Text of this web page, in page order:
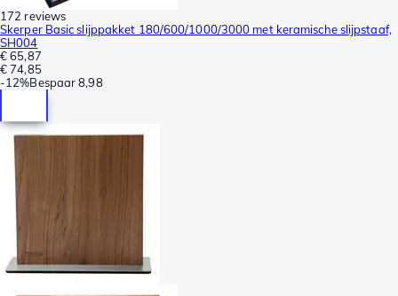
172 reviews
Skerper Basic slijppakket 180/600/1000/3000 met keramische slijpstaaf,
SH004
€ 65,87
€ 74,85
-12%Bespaar 8,98